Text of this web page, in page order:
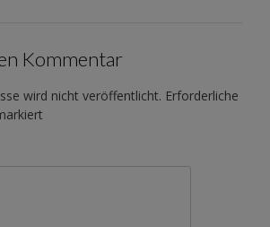
Kommentar
wird nicht veröffentlicht. Erforderliche